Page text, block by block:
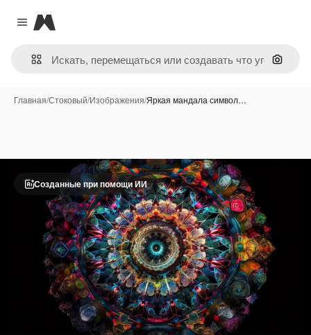
Close menu
Magnific
Поиск
Главная/Стоковый/Изображения/Яркая мандала символ…
Созданные при помощи ИИ